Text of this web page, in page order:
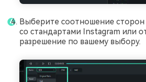
Выберите соотношение сторон
со стандартами Instagram или
разрешение по вашему выбору.